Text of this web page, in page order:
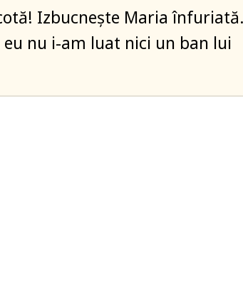
Izbucnește Maria
eu nu i-am luat nici un ban lui